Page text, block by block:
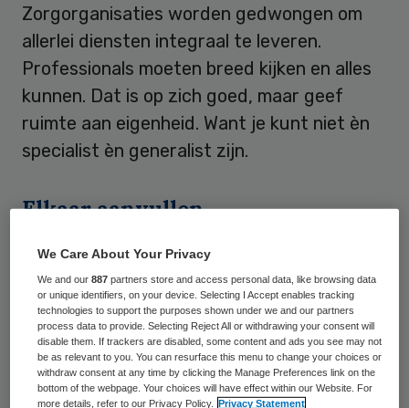
Zorgorganisaties worden gedwongen om
allerlei diensten integraal te leveren.
Professionals moeten breed kijken en alles
kunnen. Dat is op zich goed, maar geef
ruimte aan eigenheid. Want je kunt niet èn
specialist èn generalist zijn.
Elkaar aanvullen
De passie van de hulpverlener wordt pas
zichtbaar als hij doet waarvoor hij is
opgeleid. De hulpverlener moet ook de
ruimte krijgen om te doen wat hij goed
acht. Je kunt pas goed samenwerken als je
verschillend bent. Meer van hetzelfde is er
We Care About Your Privacy
We and our887 partners store and access personal data, like browsing data
or unique identifiers, on your device. Selecting I Accept enables tracking
technologies to support the purposes shown under we and our partners
process data to provide. Selecting Reject All or withdrawing your consent will
disable them. If trackers are disabled, some content and ads you see may not
be as relevant to you. You can resurface this menu to change your choices or
withdraw consent at any time by clicking the Manage Preferences link on the
bottom of the webpage. Your choices will have effect within our Website. For
more details, refer to our Privacy Policy.
Privacy Statement